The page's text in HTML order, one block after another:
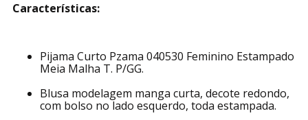
Características:
Pijama Curto Pzama 040530 Feminino Estampado
Meia Malha T. P/GG.
Blusa modelagem manga curta, decote redondo,
com bolso no lado esquerdo, toda estampada.